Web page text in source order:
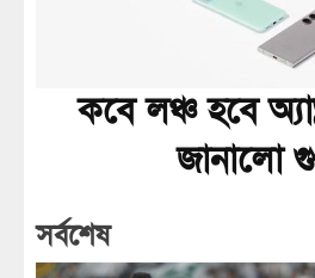
কবে লঞ্চ হবে
জানালো
সর্বশেষ